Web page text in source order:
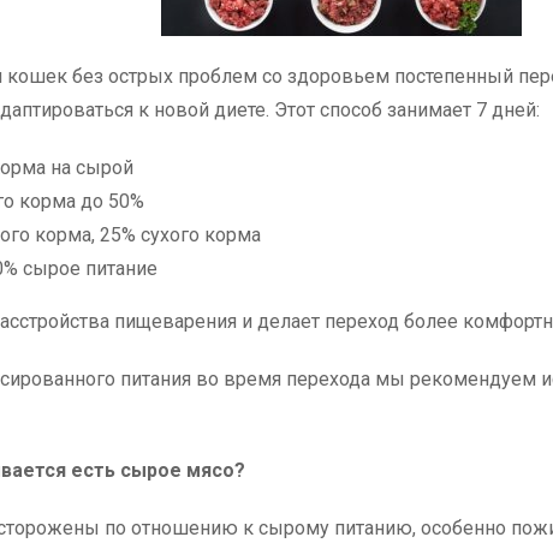
без острых проблем со здоровьем постепенный
к новой диете. Этот способ занимает 7 дней:
на сырой
корма до 50%
корма, 25% сухого корма
сырое питание
пищеварения и делает переход более
питания во время перехода мы рекомендуем
есть сырое мясо?
по отношению к сырому питанию, особенно